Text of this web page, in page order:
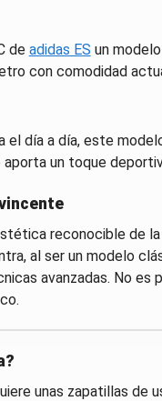
de adidas ES un
con comodidad
el día a día, este
un toque
reconocible de
al ser un modelo
avanzadas. No
unas zapatillas de